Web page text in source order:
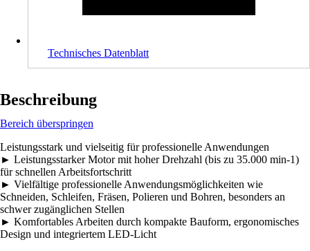
Technisches Datenblatt
Beschreibung
Bereich überspringen
Leistungsstark und vielseitig für professionelle Anwendungen
► Leistungsstarker Motor mit hoher Drehzahl (bis zu 35.000 min-1)
für schnellen Arbeitsfortschritt
► Vielfältige professionelle Anwendungsmöglichkeiten wie
Schneiden, Schleifen, Fräsen, Polieren und Bohren, besonders an
schwer zugänglichen Stellen
► Komfortables Arbeiten durch kompakte Bauform, ergonomisches
Design und integriertem LED-Licht